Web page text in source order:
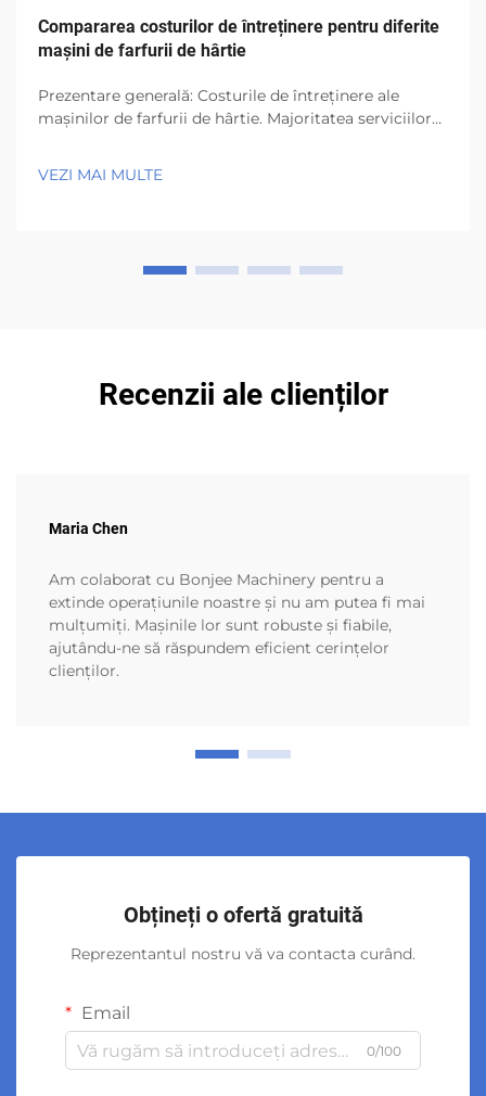
Compararea costurilor de întreținere pentru diferite
mașini de farfurii de hârtie
Prezentare generală: Costurile de întreținere ale
mașinilor de farfurii de hârtie. Majoritatea serviciilor
toate acestea, toate mașinile suferă de uzură în urma
VEZI MAI MULTE
Recenzii ale clienților
Maria Chen
Am colaborat cu Bonjee Machinery pentru a
extinde operațiunile noastre și nu am putea fi mai
mulțumiți. Mașinile lor sunt robuste și fiabile,
ajutându-ne să răspundem eficient cerințelor
clienților.
Obțineți o ofertă gratuită
Reprezentantul nostru vă va contacta curând.
Email
0/100